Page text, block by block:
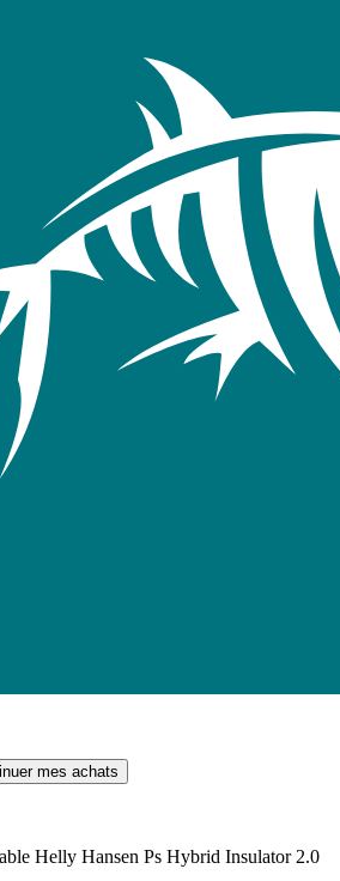
mes achats
Helly Hansen Ps Hybrid Insulator 2.0